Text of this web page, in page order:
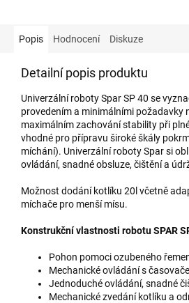
Popis Hodnocení Diskuze
Detailní popis produktu
Univerzální roboty Spar SP 40 se
provedením a minimálními požadavky
maximálním zachování stability při
vhodné pro přípravu široké škály
míchání). Univerzální roboty Spar si
ovládání, snadné obsluze, čištění a
Možnost dodání kotlíku 20l včetně
míchače pro menší mísu.
Konstrukční vlastnosti robotu SPAR
Pohon pomoci ozubeného
Mechanické ovládání s
Jednoduché ovládání, snadné
Mechanické zvedání kotlíku a